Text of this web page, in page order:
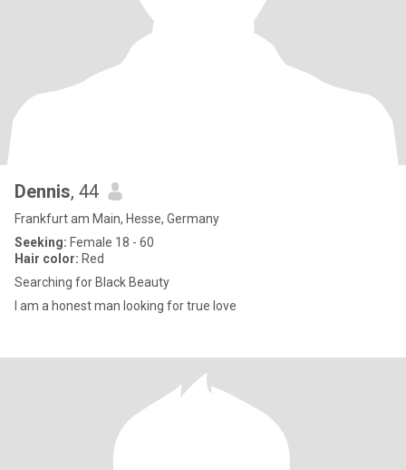
Dennis, 44
Frankfurt am Main, Hesse, Germany
Seeking: Female 18 - 60
Hair color: Red
Searching for Black Beauty
I am a honest man looking for true love